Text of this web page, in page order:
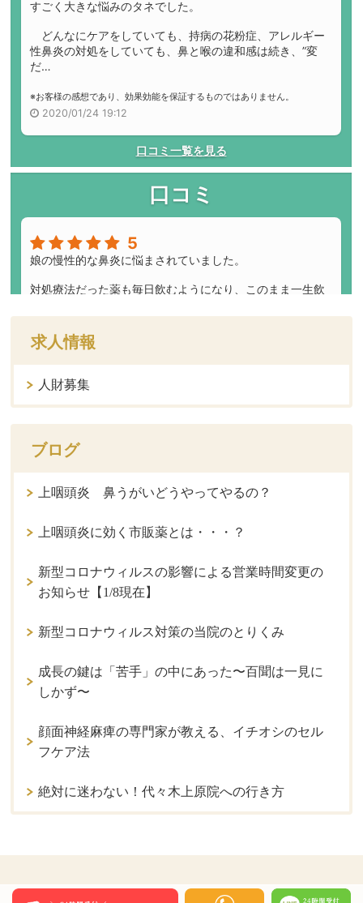
求人情報
人財募集
ブログ
上咽頭炎 鼻うがいどうやってやるの？
上咽頭炎に効く市販薬とは・・・？
新型コロナウィルスの影響による営業時間変更の
お知らせ【1/8現在】
新型コロナウィルス対策の当院のとりくみ
成長の鍵は「苦手」の中にあった〜百聞は一見に
しかず〜
顔面神経麻痺の専門家が教える、イチオシのセル
フケア法
絶対に迷わない！代々木上原院への行き方